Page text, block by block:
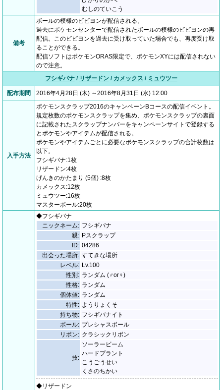
むしのていこう
備考
ボールの模様のビビヨンが配信される。
過去にポケモンセンターで配信されたボールの模様のビビヨンの再
配信。このビビヨンを過去に受け取っていた場合でも、再度受け取
ることができる。
配信ソフトはポケモンORAS限定で、ポケモンXYには配信されない
ので注意。
フシギバナ/ リザードン/ カメックス / ミュウツー
配布期間 2016年4月28日 (木) ～2016年8月31日 (水) 12:00
入手方法
ポケモンスクラップ2016のキャンペーンBコースの配信イベント。
規定枚数のポケモンスクラップを集め、ポケモンスクラップの裏面
に記載されたスクラップナンバーをキャンペーンサイトで登録する
とポケモンやアイテムが配信される。
ポケモンやアイテムごとに必要なポケモンスクラップの合計枚数は
以下。
フシギバナ:1枚
リザードン:4枚
げんきのかたまり (5個) :8枚
カメックス:12枚
ミュウツー:16枚
マスターボール:20枚
◆フシギバナ
ニックネーム: フシギバナ
親: Pスクラップ
ID: 04286
出会った場所: すてきな場所
レベル: Lv.100
性別: ランダム (♂or♀)
性格: ランダム
個体値: ランダム
特性: ようりょくそ
持ち物: フシギバナイト
ボール: プレシャスボール
リボン: クラシックリボン
技:
ソーラービーム
ハードプラント
こうごうせい
くさのちかい
◆リザードン